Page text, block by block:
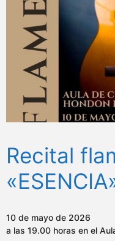
Recital
10 de mayo de 2026
a las 19.00 horas en el